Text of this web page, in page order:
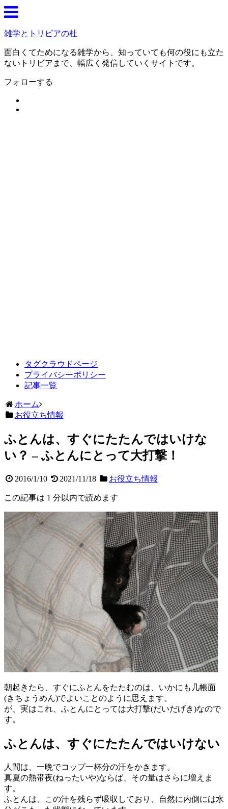
雑学とトリビアの杜
面白くてためになる雑学から、知っていても何の役にも立た
ないトリビアまで、幅広く発信していくサイトです。
フォローする
タグクラウドページ
プライバシーポリシー
記事一覧
ホーム
お役立ち情報
ふとんは、すぐにたたんではいけな
い？ – ふとんにとって大打撃！
2016/1/10 2021/11/18 お役立ち情報
この記事は 1 分以内で読めます
朝起きたら、すぐにふとんをたたむのは、いかにも几帳面
(きちょうめん)でよいことのように思えます。
が、実はこれ、ふとんにとっては大打撃(だいだげき)なので
す。
ふとんは、すぐにたたんではいけない
人間は、一晩でコップ一杯分の汗をかきます。
真夏の熱帯夜(ねったいや)ならば、その量はさらに増えま
す。
ふとんは、この汗を残らず吸収しており、自然に内側には水